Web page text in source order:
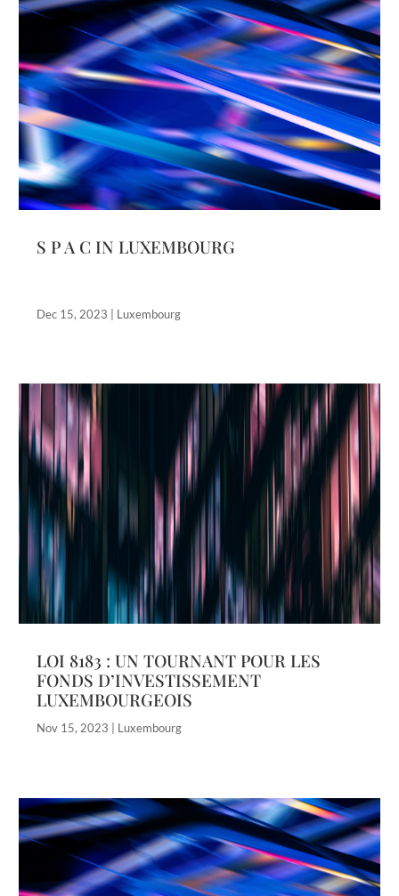
S P A C IN LUXEMBOURG
Dec 15, 2023 Luxembourg
LOI 8183 : UN TOURNANT POUR LES
FONDS D’INVESTISSEMENT
LUXEMBOURGEOIS
Nov 15, 2023 Luxembourg